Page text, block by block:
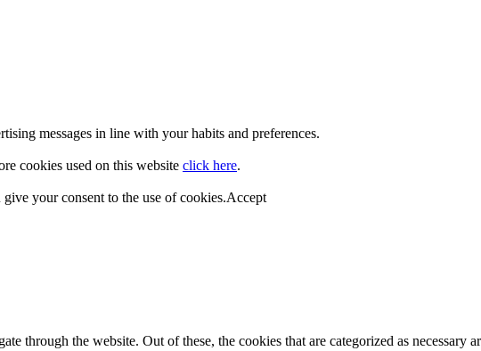
messages in line with your habits and preferences.
cookies used on this website click here.
your consent to the use of cookies.Accept
through the website. Out of these, the cookies that are categorized as necessary